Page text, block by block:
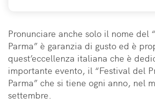
Pronunciare anche solo il nome del
Parma” è garanzia di gusto ed è
quest’eccellenza italiana che è
importante evento, il “Festival del
Parma” che si tiene ogni anno, nel
settembre.